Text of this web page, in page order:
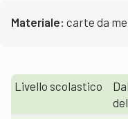
Materiale: carte da
Livello scolastico